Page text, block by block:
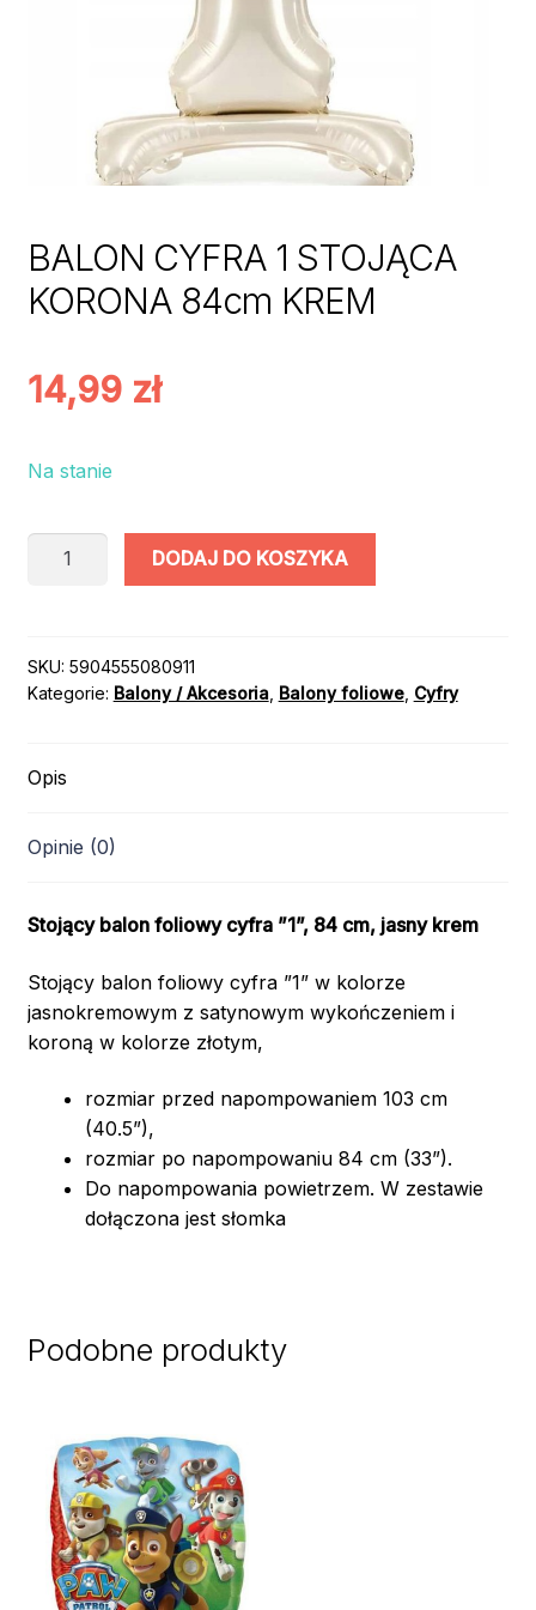
BALON CYFRA 1 STOJĄCA
KORONA 84cm KREM
14,99 zł
Na stanie
ilość
STOJĄCA
KORONA
DODAJ DO KOSZYKA
SKU: 5904555080911
Kategorie: Balony / Akcesoria, Balony foliowe, Cyfry
Opis
Opinie (0)
Stojący balon foliowy cyfra ”1”, 84 cm, jasny krem
Stojący balon foliowy cyfra ”1” w kolorze
jasnokremowym z satynowym wykończeniem i
koroną w kolorze złotym,
rozmiar przed napompowaniem 103 cm
(40.5”),
rozmiar po napompowaniu 84 cm (33”).
Do napompowania powietrzem. W zestawie
dołączona jest słomka
Podobne produkty